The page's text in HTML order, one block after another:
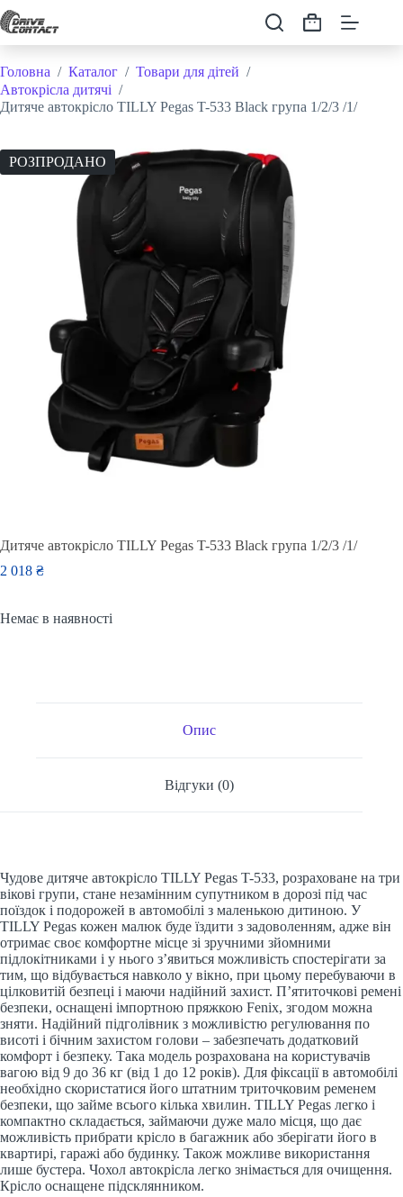
Перейти
до
Кошик
Головна / Каталог / Товари для дітей /
Автокрісла дитячі /
Дитяче автокрісло TILLY Pegas T-533 Black група 1/2/3 /1/
РОЗПРОДАНО
Дитяче автокрісло TILLY Pegas T-533 Black група 1/2/3 /1/
2 018 ₴
Немає в наявності
Опис
Відгуки (0)
Чудове дитяче автокрісло TILLY Pegas T-533, розраховане на три
вікові групи, стане незамінним супутником в дорозі під час
поїздок і подорожей в автомобілі з маленькою дитиною. У
TILLY Pegas кожен малюк буде їздити з задоволенням, адже він
отримає своє комфортне місце зі зручними зйомними
підлокітниками і у нього з’явиться можливість спостерігати за
тим, що відбувається навколо у вікно, при цьому перебуваючи в
цілковитій безпеці і маючи надійний захист. П’ятиточкові ремені
безпеки, оснащені імпортною пряжкою Fenix, згодом можна
зняти. Надійний підголівник з можливістю регулювання по
висоті і бічним захистом голови – забезпечать додатковий
комфорт і безпеку. Така модель розрахована на користувачів
вагою від 9 до 36 кг (від 1 до 12 років). Для фіксації в автомобілі
необхідно скористатися його штатним триточковим ременем
безпеки, що займе всього кілька хвилин. TILLY Pegas легко і
компактно складається, займаючи дуже мало місця, що дає
можливість прибрати крісло в багажник або зберігати його в
квартирі, гаражі або будинку. Також можливе використання
лише бустера. Чохол автокрісла легко знімається для очищення.
Крісло оснащене підсклянником.